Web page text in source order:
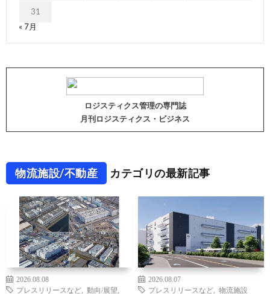
31
« 7月
ロジスティクス管理の専門誌
月刊ロジスティクス・ビジネス
物流施設/不動産 カテゴリの最新記事
2026.08.08
プレスリリースなど
動向/展望
2026.08.07
プレスリリースなど
物流施設